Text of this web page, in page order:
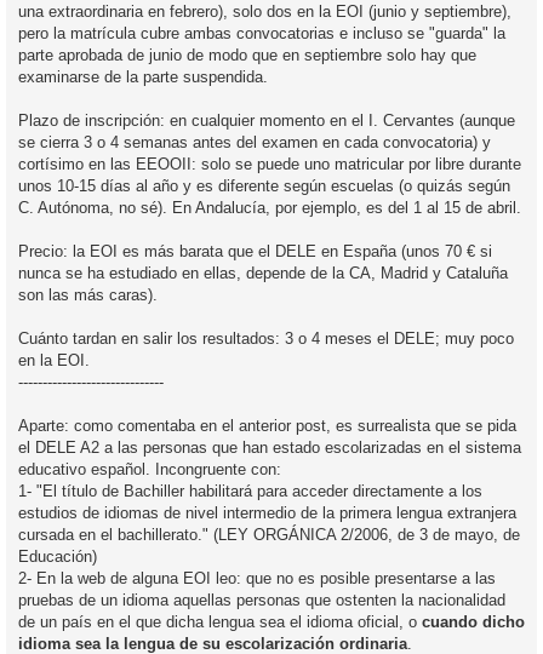
una extraordinaria en febrero), solo dos en la EOI (junio y septiembre),
pero la matrícula cubre ambas convocatorias e incluso se "guarda" la
parte aprobada de junio de modo que en septiembre solo hay que
examinarse de la parte suspendida.
Plazo de inscripción: en cualquier momento en el I. Cervantes (aunque
se cierra 3 o 4 semanas antes del examen en cada convocatoria) y
cortísimo en las EEOOII: solo se puede uno matricular por libre durante
unos 10-15 días al año y es diferente según escuelas (o quizás según
C. Autónoma, no sé). En Andalucía, por ejemplo, es del 1 al 15 de abril.
Precio: la EOI es más barata que el DELE en España (unos 70 € si
nunca se ha estudiado en ellas, depende de la CA, Madrid y Cataluña
son las más caras).
Cuánto tardan en salir los resultados: 3 o 4 meses el DELE; muy poco
en la EOI.
------------------------------
Aparte: como comentaba en el anterior post, es surrealista que se pida
el DELE A2 a las personas que han estado escolarizadas en el sistema
educativo español. Incongruente con:
1- "El título de Bachiller habilitará para acceder directamente a los
estudios de idiomas de nivel intermedio de la primera lengua extranjera
cursada en el bachillerato." (LEY ORGÁNICA 2/2006, de 3 de mayo, de
Educación)
2- En la web de alguna EOI leo: que no es posible presentarse a las
pruebas de un idioma aquellas personas que ostenten la nacionalidad
de un país en el que dicha lengua sea el idioma oficial, o cuando dicho
idioma sea la lengua de su escolarización ordinaria